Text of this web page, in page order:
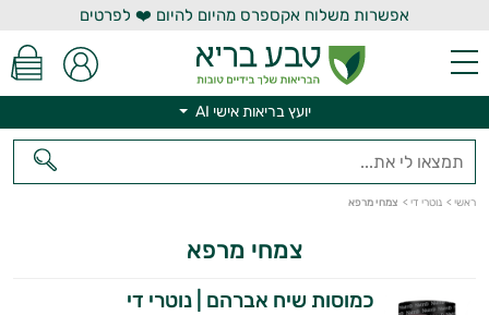
אפשרות משלוח אקספרס מהיום להיום ❤️ לפרטים
יועץ בריאות אישי AI
ראשי > נוטרי די > צמחי מרפא
צמחי מרפא
כמוסות שיח אברהם | נוטרי די